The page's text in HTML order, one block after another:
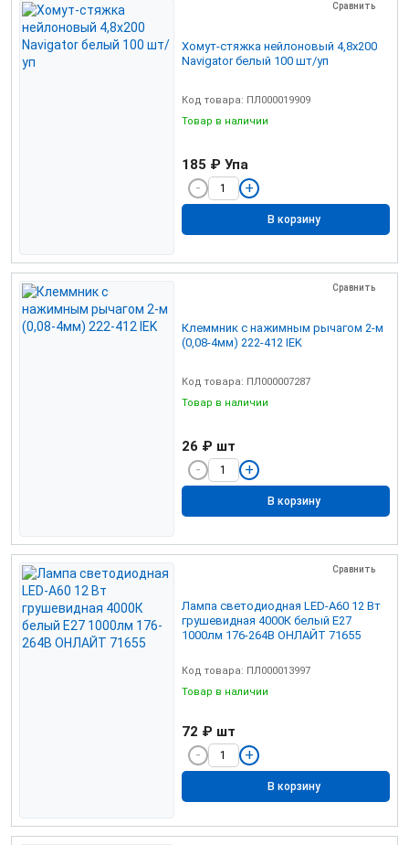
Сравнить
Хомут-стяжка нейлоновый 4,8х200
Navigator белый 100 шт/уп
Код товара: ПЛ000019909
Товар в наличии
185 ₽ Упа
В корзину
Сравнить
Клеммник с нажимным рычагом 2-м
(0,08-4мм) 222-412 IEK
Код товара: ПЛ000007287
Товар в наличии
26 ₽ шт
В корзину
Сравнить
Лампа светодиодная LED-A60 12 Вт
грушевидная 4000К белый E27
1000лм 176-264В ОНЛАЙТ 71655
Код товара: ПЛ000013997
Товар в наличии
72 ₽ шт
В корзину